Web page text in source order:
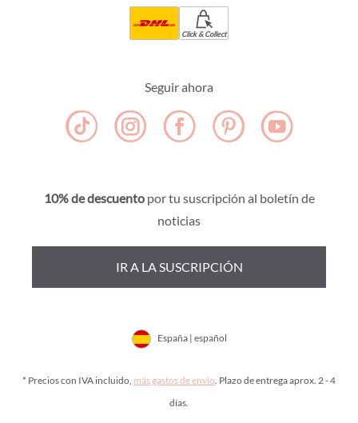
Click & Collect
Seguir ahora
10% de descuentopor tu suscripción al boletín de
noticias
IR A LA SUSCRIPCIÓN
España | español
* Precios con IVA incluido, más gastos de envío. Plazo de entrega aprox. 2 - 4
días.